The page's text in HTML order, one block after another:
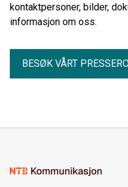
kontaktpersoner, bilder,
informasjon om oss.
BESØK VÅRT